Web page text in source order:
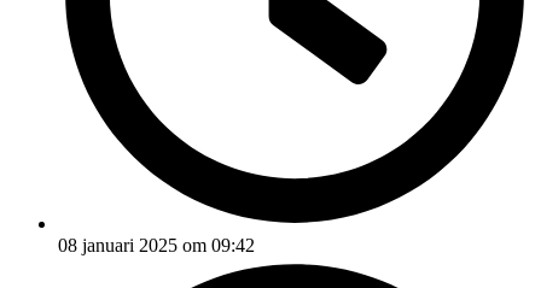
08 januari 2025 om 09:42